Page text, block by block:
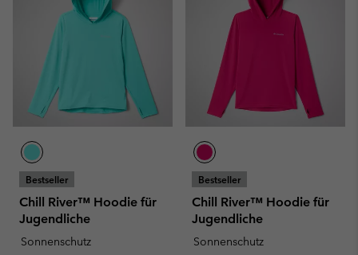
Bestseller
Chill River™ Hoodie für
Jugendliche
Sonnenschutz
Bestseller
Chill River™ Hoodie für
Jugendliche
Sonnenschutz